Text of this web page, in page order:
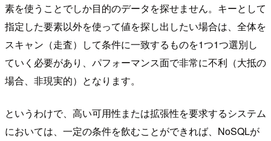
素を使うことでしか目的のデータを探せません。キーとして
指定した要素以外を使って値を探し出したい場合は、全体を
スキャン（走査）して条件に一致するものを1つ1つ選別し
ていく必要があり、パフォーマンス面で非常に不利（大抵の
場合、非現実的）となります。
というわけで、高い可用性または拡張性を要求するシステム
においては、一定の条件を飲むことができれば、NoSQLが